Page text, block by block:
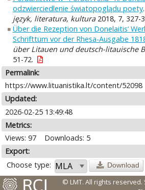
odzwierciedlenie światopoglądu poety.
język, literatura, kultura2018, 7, 327-
Über die Rezeption von Donelaitis‘
Schrifttum vor der Rhesa-Ausgabe
über Litauen und deutsch-litauische
51-72.
Permalink:
https://www.lituanistika.lt/content/52098
Updated:
2026-02-25 13:49:48
Metrics:
Views: 97
Downloads: 5
Export:
Choose type:
Download
© LMT. All rights reserved.